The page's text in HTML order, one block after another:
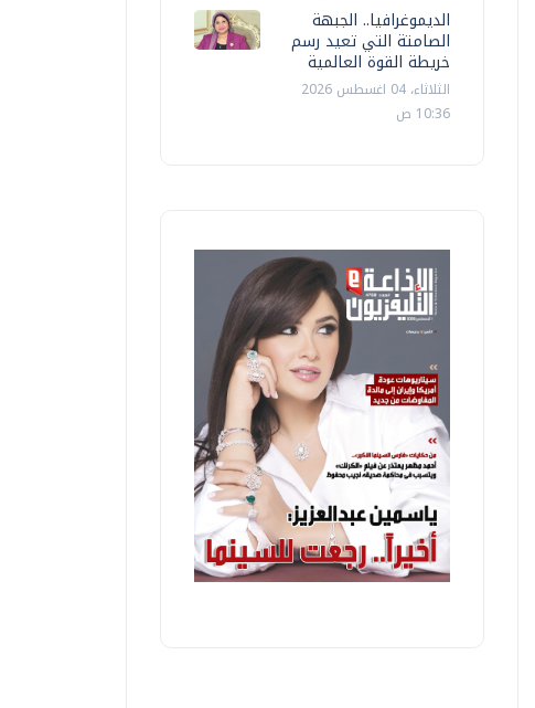
الديموغرافيا.. الجبهة
الصامتة التي تعيد رسم
خريطة القوة العالمية
الثلاثاء، 04 اغسطس 2026
10:36 ص